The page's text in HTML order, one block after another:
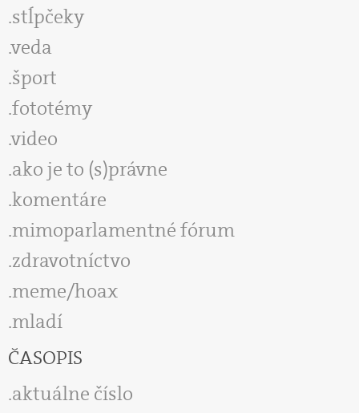
stĺpčeky
veda
šport
fototémy
video
ako je to (s)právne
komentáre
mimoparlamentné fórum
zdravotníctvo
meme/hoax
mladí
ČASOPIS
aktuálne číslo